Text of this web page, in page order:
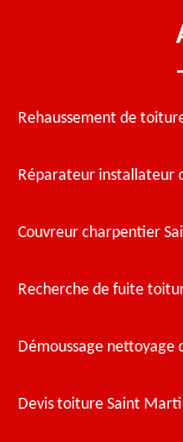
Rehaussement de
Réparateur installateur
Couvreur charpentier
Recherche de fuite
Démoussage nettoyage
Devis toiture Saint